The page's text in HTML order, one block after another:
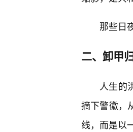
那些日
二、卸甲
人生的
摘下警徽，
线，而是以